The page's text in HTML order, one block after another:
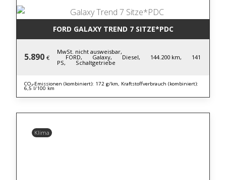
FORD GALAXY TREND 7 SITZE*PDC
5.890 €
MwSt. nicht ausweisbar,
FORD, Galaxy, Diesel, 144.200 km, 141
PS, Schaltgetriebe
CO₂-Emissionen (kombiniert): 172 g/km, Kraftstoffverbrauch (kombiniert):
6,5 l/100 km
Klima